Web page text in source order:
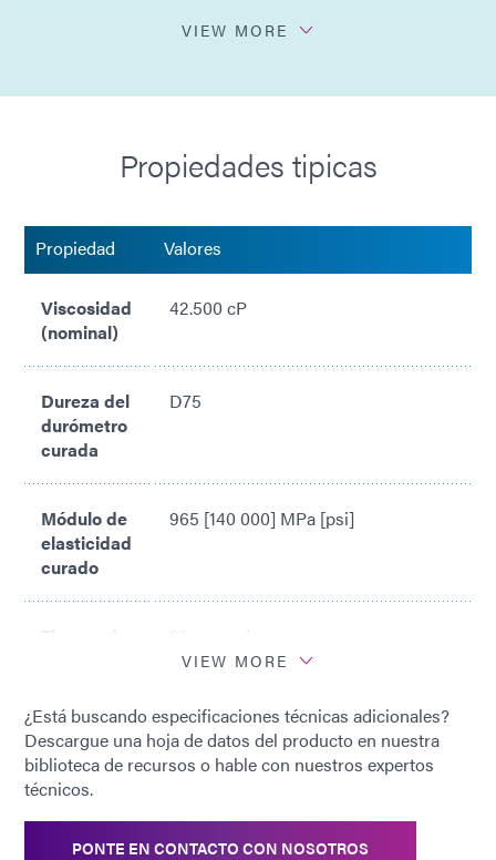
Fácilmente automatizado para dispensar y curar.
VIEW MORE
Propiedades tipicas
Propiedad Valores
Viscosidad
(nominal)
42.500 cP
Dureza del
durómetro
curada
D75
Módulo de
elasticidad
curado
965 [140 000] MPa [psi]
Tiempo de
*
Basado en el sistema de lámpara de
curado con luz Dymax 5000-EC (200
mW/cm2)
VIEW MORE
¿Está buscando especificaciones técnicas adicionales?
Descargue una hoja de datos del producto en nuestra
biblioteca de recursos o hable con nuestros expertos
técnicos.
PONTE EN CONTACTO CON NOSOTROS